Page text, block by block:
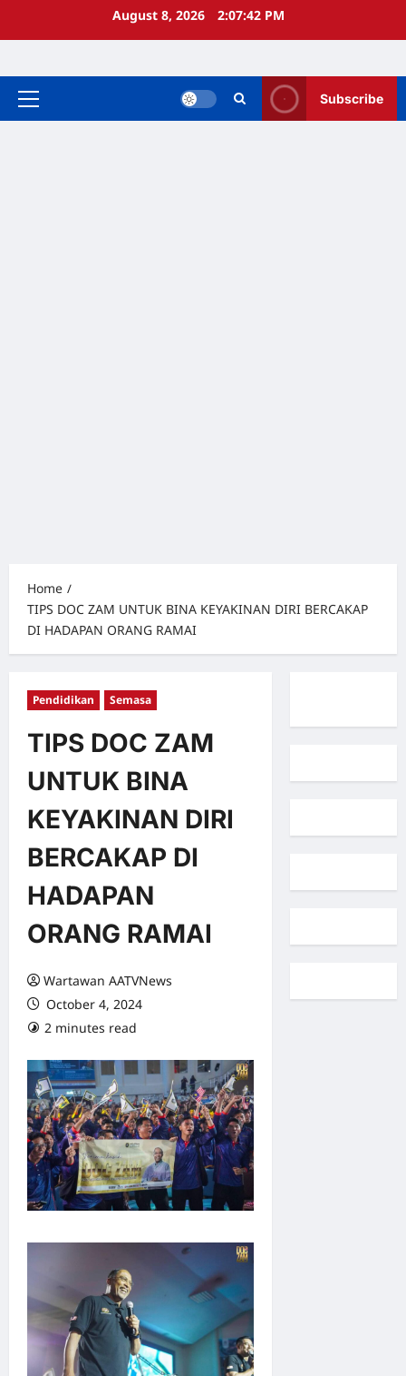
August 8, 2026 2:07:43 PM
Primary
Subscribe
Home
TIPS DOC ZAM UNTUK BINA KEYAKINAN DIRI BERCAKAP
DI HADAPAN ORANG RAMAI
Pendidikan Semasa
TIPS DOC ZAM
UNTUK BINA
KEYAKINAN DIRI
BERCAKAP DI
HADAPAN
ORANG RAMAI
Wartawan AATVNews
October 4, 2024
2 minutes read